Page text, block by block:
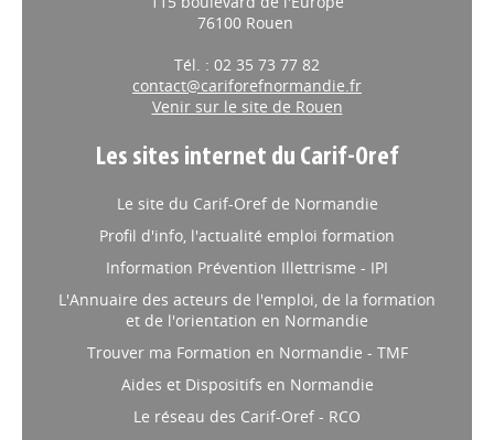
76100 Rouen
Tél. : 02 35 73 77 82
contact@cariforefnormandie.fr
Venir sur le site de Rouen
Les sites internet du Carif-Oref
Le site du Carif-Oref de Normandie
Profil d'info, l'actualité emploi formation
Information Prévention Illettrisme - IPI
L'Annuaire des acteurs de l'emploi, de la formation
et de l'orientation en Normandie
Trouver ma Formation en Normandie - TMF
Aides et Dispositifs en Normandie
Le réseau des Carif-Oref - RCO